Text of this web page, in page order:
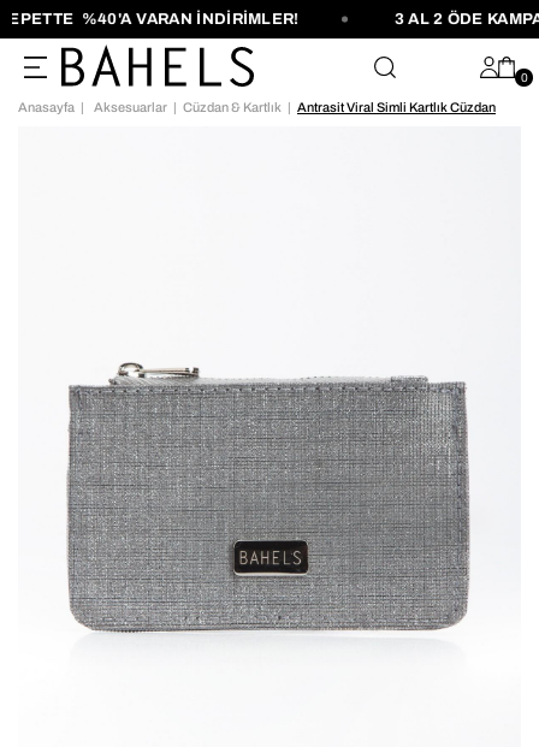
%40'A VARAN İNDİRİMLER! 3 AL 2 ÖDE
0
Anasayfa Aksesuarlar Cüzdan & Kartlık Antrasit Viral Simli Kartlık Cüzdan